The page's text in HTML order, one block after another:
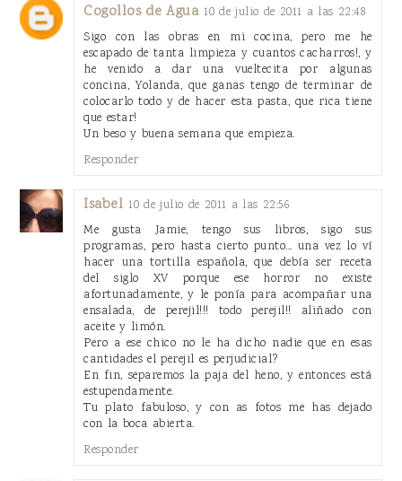
Cogollos de Agua 10 de julio de 2011 a las 22:48
Sigo con las obras en mi cocina, pero me he
escapado de tanta limpieza y cuantos cacharros!, y
he venido a dar una vueltecita por algunas
concina, Yolanda, que ganas tengo de terminar de
colocarlo todo y de hacer esta pasta, que rica tiene
que estar!
Un beso y buena semana que empieza.
Responder
Isabel 10 de julio de 2011 a las 22:56
Me gusta Jamie, tengo sus libros, sigo sus
programas, pero hasta cierto punto... una vez lo ví
hacer una tortilla española, que debía ser receta
del siglo XV porque ese horror no existe
afortunadamente, y le ponía para acompañar una
ensalada, de perejil!!! todo perejil!! aliñado con
aceite y limón.
Pero a ese chico no le ha dicho nadie que en esas
cantidades el perejil es perjudicial?
En fin, separemos la paja del heno, y entonces está
estupendamente.
Tu plato fabuloso, y con as fotos me has dejado
con la boca abierta.
Responder